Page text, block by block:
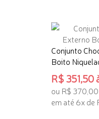
Conjunto
Boito
R$ 351,50
ou R$ 370,00
em até 6x de